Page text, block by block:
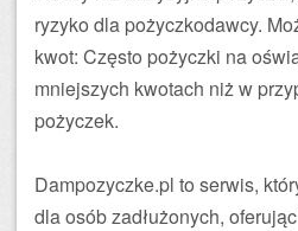
ryzyko dla pożyczkodawcy.
kwot: Często pożyczki na
mniejszych kwotach niż w
pożyczek.
Dampozyczke.pl to serwis,
dla osób zadłużonych,